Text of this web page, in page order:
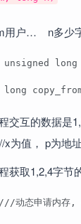
用户… n多少
long
long
交互的数据是
x为值， p为地址
获取1,2,4字节
动态申请内存